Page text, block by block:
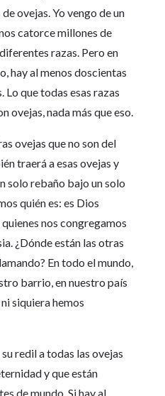
ovejas. Yo vengo de un
catorce millones de
razas. Pero en
hay al menos doscientas
Lo que todas esas razas
ovejas, nada más que eso.
ovejas que no son del
traerá a esas ovejas y
solo rebaño bajo un solo
quién es: es Dios
nos congregamos
¿Dónde están las otras
En todo el mundo,
barrio, en nuestro país
siquiera hemos
redil a todas las ovejas
y que están
de mundo. Si hay al